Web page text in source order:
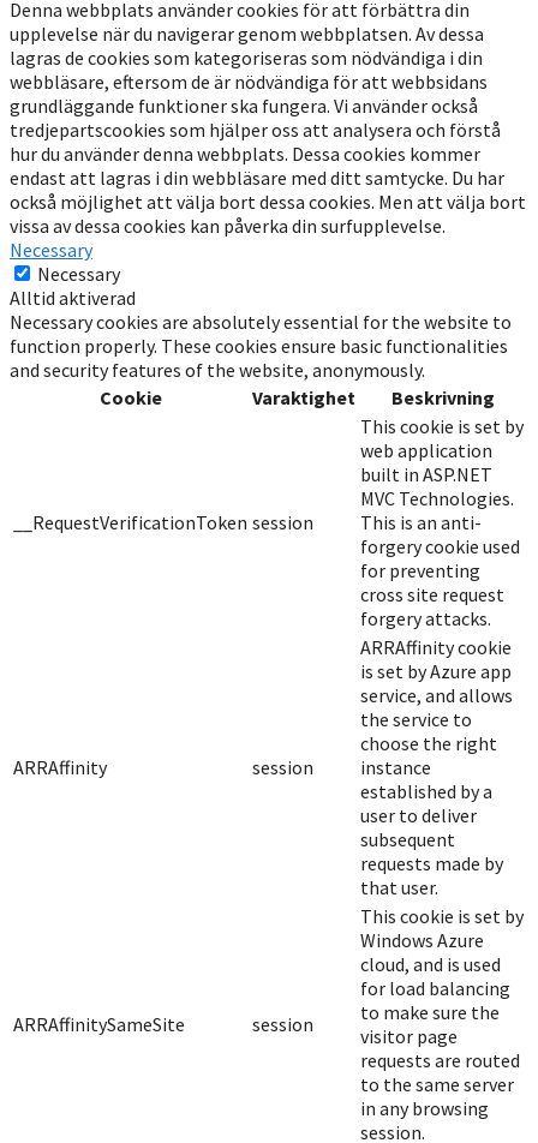
Denna webbplats använder cookies för att förbättra din
upplevelse när du navigerar genom webbplatsen. Av dessa
lagras de cookies som kategoriseras som nödvändiga i din
webbläsare, eftersom de är nödvändiga för att webbsidans
grundläggande funktioner ska fungera. Vi använder också
tredjepartscookies som hjälper oss att analysera och förstå
hur du använder denna webbplats. Dessa cookies kommer
endast att lagras i din webbläsare med ditt samtycke. Du har
också möjlighet att välja bort dessa cookies. Men att välja bort
vissa av dessa cookies kan påverka din surfupplevelse.
Necessary
Necessary
Alltid aktiverad
Necessary cookies are absolutely essential for the website to
function properly. These cookies ensure basic functionalities
and security features of the website, anonymously.
Cookie
Varaktighet Beskrivning
__RequestVerificationToken session
This cookie is set by
web application
built in ASP.NET
MVC Technologies.
This is an anti-
forgery cookie used
for preventing
cross site request
forgery attacks.
ARRAffinity session
ARRAffinity cookie
is set by Azure app
service, and allows
the service to
choose the right
instance
established by a
user to deliver
subsequent
requests made by
that user.
ARRAffinitySameSite session
This cookie is set by
Windows Azure
cloud, and is used
for load balancing
to make sure the
visitor page
requests are routed
to the same server
in any browsing
session.